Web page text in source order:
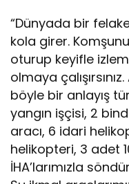
“Dünyada bir
kola girer.
oturup keyifle
olmaya
böyle bir anlayış
yangın işçisi, 2
aracı, 6 idari
helikopteri, 3 adet
İHA’larımızla